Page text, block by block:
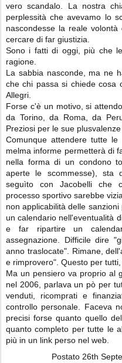
vero scandalo. La nostra
perplessità che avevamo lo
nascondesse la reale
cercare di far giustizia.
Sono i fatti di oggi, più che
ragione.
La sabbia nasconde, ma ne
che chi passa si chiede cosa
Allegri.
Forse c'è un motivo, si
da Torino, da Roma, da
Preziosi per le sue
Comunque attendere tutte
melma informe permetterà di
nella forma di un condono
aperte le scommesse), sta
seguìto con Jacobelli che
processo sportivo sarebbe
non applicabilità delle
un calendario nell'eventualità
e far ripartire un
assegnazione. Difficile dire
anno traslocate". Rimane,
e rimprovero". Questo per tutti,
Ma un pensiero va proprio al
nel 2006, parlava un pò per
venduti, ricomprati e
controllo personale. Faceva
precisi forse quanto quello
quanto completo per tutte le
più in un link perso nel web.
Postato 26th